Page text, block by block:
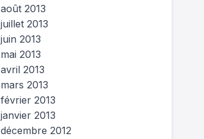
août 2013
juillet 2013
juin 2013
mai 2013
avril 2013
mars 2013
février 2013
janvier 2013
décembre 2012